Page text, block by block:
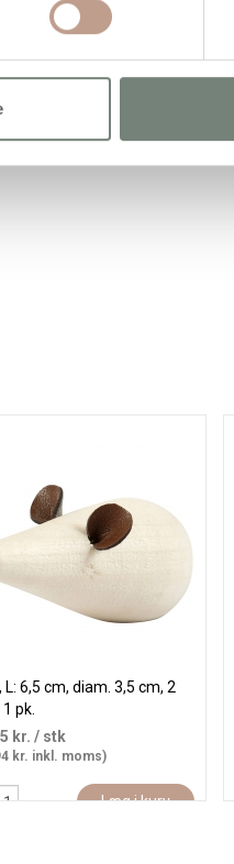
L: 6,5 cm, diam. 3,5 cm, 2
pk.
kr. / stk
kr. inkl. moms)
Læg i kurv